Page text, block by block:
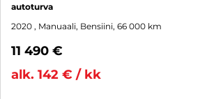
autoturva
2020 , Manuaali, Bensiini, 66 000 km
11 490 €
alk. 142 € / kk